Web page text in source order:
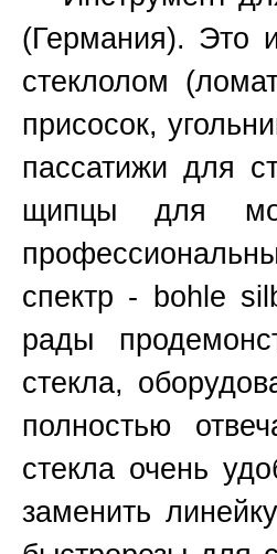
(Германия). Это
стеклолом
присосок,
пассатижи для
щипцы для
спектр - bohle
рады
стекла,
полностью
стекла очень
заменить